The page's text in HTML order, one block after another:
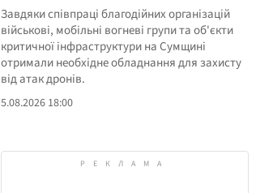
Завдяки співпраці благодійних організацій
військові, мобільні вогневі групи та об'єкти
критичної інфраструктури на Сумщині
отримали необхідне обладнання для захисту
від атак дронів.
5.08.2026 18:00